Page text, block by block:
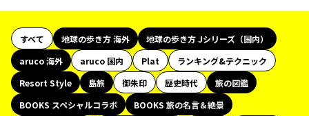
すべて 地球の歩き方 海外
地球の歩き方 Jシリーズ（国内）
aruco 海外
aruco 国内 Plat
ランキング&テクニック
Resort Style
島旅 御朱印 歴史時代
旅の図鑑
BOOKS スペシャルコラボ
BOOKS 旅の名言＆絶景